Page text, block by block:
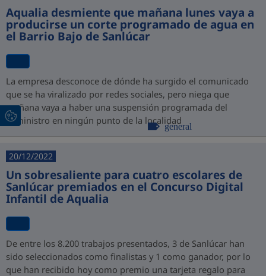
Aqualia desmiente que mañana lunes vaya a
producirse un corte programado de agua en
el Barrio Bajo de Sanlúcar
La empresa desconoce de dónde ha surgido el comunicado
que se ha viralizado por redes sociales, pero niega que
mañana vaya a haber una suspensión programada del
suministro en ningún punto de la localidad
general
20/12/2022
Un sobresaliente para cuatro escolares de
Sanlúcar premiados en el Concurso Digital
Infantil de Aqualia
De entre los 8.200 trabajos presentados, 3 de Sanlúcar han
sido seleccionados como finalistas y 1 como ganador, por lo
que han recibido hoy como premio una tarjeta regalo para